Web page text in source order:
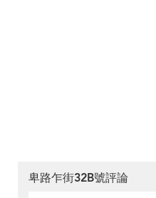
卑路乍街32B號評論